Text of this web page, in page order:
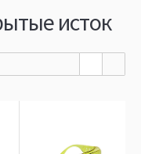
исток